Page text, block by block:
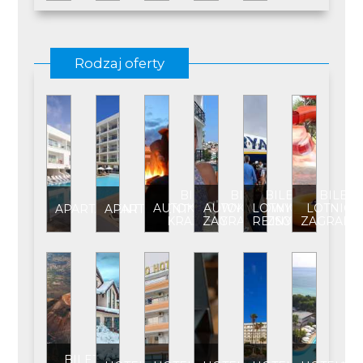
Rodzaj oferty
APARTAMENTAPARTAMENT****
BILET
AUTOKAROWY
KRAJOWY
BILET
AUTOKAROWY
ZAGRANICZNY
BILET
LOTNICZY
REJSOWY
BILET
BILET